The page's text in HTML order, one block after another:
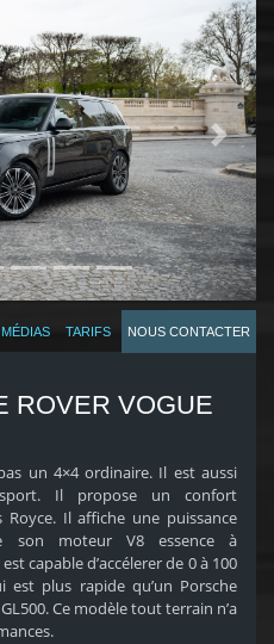
Next
MÉDIAS TARIFS NOUS CONTACTER
ROVER VOGUE
un 4×4 ordinaire. Il est aussi
Il propose un confort
Royce. Il affiche une puissance
son moteur V8 essence à
capable d’accélerer de 0 à 100
plus rapide qu’un Porsche
Ce modèle tout terrain n’a